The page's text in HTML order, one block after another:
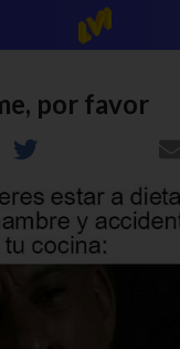
por favor